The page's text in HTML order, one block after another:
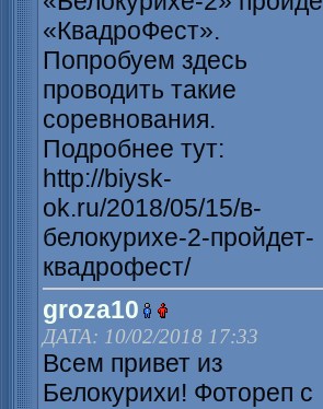
«КвадроФест».
Попробуем здесь
проводить такие
соревнования.
Подробнее тут:
http://biysk-
ok.ru/2018/05/15/в-
белокурихе-2-пройдет-
квадрофест/
groza10
ДАТА: 10/02/2018 17:33
Всем привет из
Белокурихи! Фотореп с